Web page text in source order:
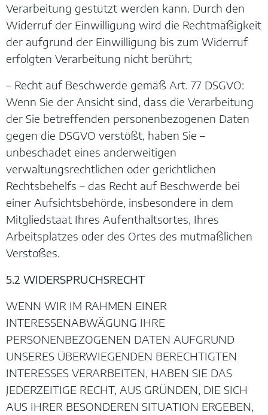
Verarbeitung gestützt werden kann. Durch den
Widerruf der Einwilligung wird die Rechtmäßigkeit
der aufgrund der Einwilligung bis zum Widerruf
erfolgten Verarbeitung nicht berührt;
– Recht auf Beschwerde gemäß Art. 77 DSGVO:
Wenn Sie der Ansicht sind, dass die Verarbeitung
der Sie betreffenden personenbezogenen Daten
gegen die DSGVO verstößt, haben Sie –
unbeschadet eines anderweitigen
verwaltungsrechtlichen oder gerichtlichen
Rechtsbehelfs – das Recht auf Beschwerde bei
einer Aufsichtsbehörde, insbesondere in dem
Mitgliedstaat Ihres Aufenthaltsortes, Ihres
Arbeitsplatzes oder des Ortes des mutmaßlichen
Verstoßes.
5.2 WIDERSPRUCHSRECHT
WENN WIR IM RAHMEN EINER
INTERESSENABWÄGUNG IHRE
PERSONENBEZOGENEN DATEN AUFGRUND
UNSERES ÜBERWIEGENDEN BERECHTIGTEN
INTERESSES VERARBEITEN, HABEN SIE DAS
JEDERZEITIGE RECHT, AUS GRÜNDEN, DIE SICH
AUS IHRER BESONDEREN SITUATION ERGEBEN,